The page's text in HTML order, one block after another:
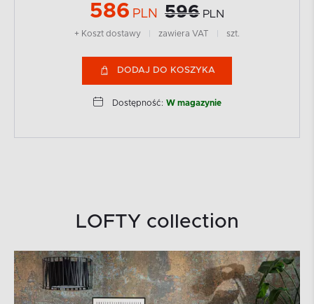
586 PLN 596 PLN
+ Koszt dostawy zawiera VAT szt.
DODAJ DO KOSZYKA
Dostępność: W magazynie
LOFTY collection